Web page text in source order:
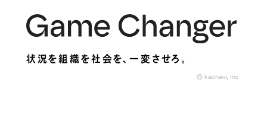
状況を組織を社会を、一変させろ。
© kaonavi, Inc